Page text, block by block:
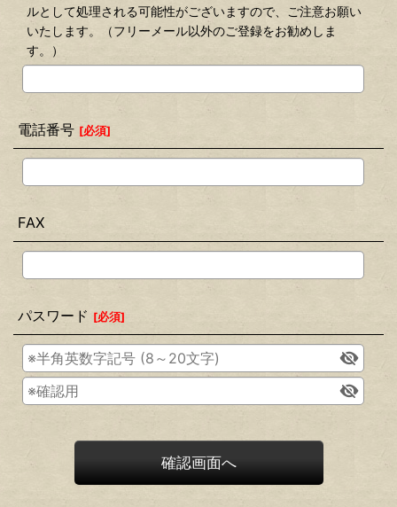
ルとして処理される可能性がございますので、ご注意お願い
いたします。（フリーメール以外のご登録をお勧めしま
す。）
電話番号 [必須]
FAX
パスワード [必須]
確認画面へ